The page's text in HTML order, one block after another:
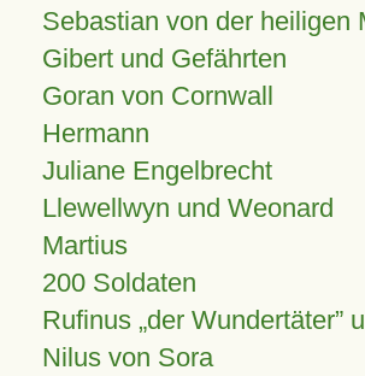
Sebastian von der heiligen
Gibert und Gefährten
Goran von Cornwall
Hermann
Juliane Engelbrecht
Llewellwyn und Weonard
Martius
200 Soldaten
Rufinus „der Wundertäter”
Nilus von Sora